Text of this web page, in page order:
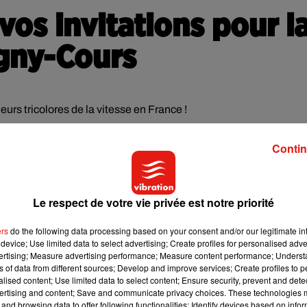
invitations pour
Cours
tricolores de la vitesse en France !
Pré Moto3, European Bike et Side-cars), les jeunes
se retrouvent lors des 7 étapes qui composent le
l'étape de mi-saison, les 1er et 02 Juillet sur le
long du week-end.
maintenantci-dessous.
Le respect de votre vie privée est notre priorité
do the following data processing based on your consent and/or our legitimate
Use limited data to select advertising; Create profiles for personalised
Measure advertising performance; Measure content performance;
of data from different sources; Develop and improve services; Create profiles to
content; Use limited data to select content; Ensure security, prevent and
and content; Save and communicate privacy choices. These technologies
browsing data to offer following functionalities: Identify devices based on